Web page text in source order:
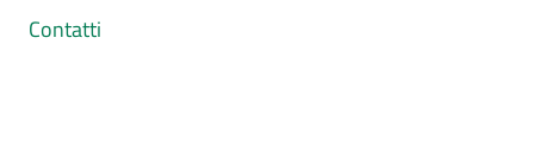
Contatti